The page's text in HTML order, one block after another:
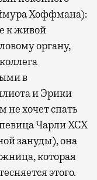
тоже.
залы
Причем
более
Хоффмана):
к живой
органу,
в
и Эрики
не хочет спать
Чарли XCX
зануды), она
которая
этого.